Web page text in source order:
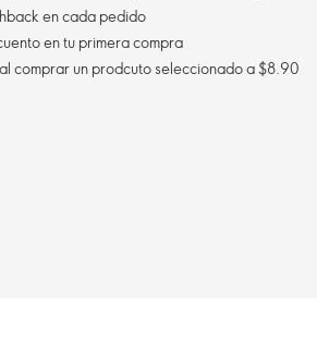
en cada pedido
en tu primera compra
Envío gratis al comprar un prodcuto seleccionado a $8.90